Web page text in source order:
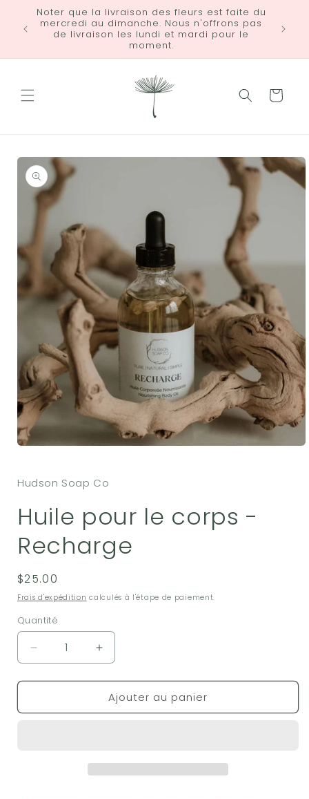
passer
au
contenu
Noter que la livraison des fleurs est faite du
mercredi au dimanche. Nous n'offrons pas
de livraison les lundi et mardi pour le
moment.
Panier
Passer aux
informations
produits
1
fenêtre
modale
Hudson Soap Co
Huile pour le corps -
Recharge
Prix
habituel
$25.00
Frais d'expédition calculés à l'étape de paiement.
Quantité
Réduire
la
quantité
Huile
Augmenter
la
quantité
de
Huile
Ajouter au panier